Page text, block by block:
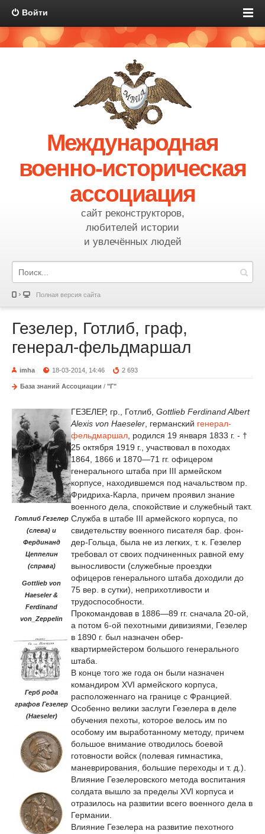
Войти
Международная
военно-историческая
ассоциация
сайт реконструкторов,
любителей истории
и увлечённых людей
Полная версия сайта
Гезелер, Готлиб, граф,
генерал-фельдмаршал
imha 18-03-2014, 14:46 2 693
База знаний Ассоциации / "Г"
Готлиб Гезелер
(слева) и
Фердинанд
Цеппелин
(справа)
Gottlieb von
Haeseler &
Ferdinand
von_Zeppelin
Герб рода
графов Гезелер
(Haeseler)
ГЕЗЕЛЕР, гр., Готлиб, Gottlieb Ferdinand Albert
Alexis von Haeseler , германский генерал-
фельдмаршал , родился 19 января 1833 г. - †
25 октября 1919 г., участвовал в походах
1864, 1866 и 1870—71 гг. офицером
генерального штаба при III армейском
корпусе, находившемся под начальством пр.
Фридриха-Карла, причем проявил знание
военного дела, спокойствие и служебный такт.
Служба в штабе III армейского корпуса, по
свидетельству военного писателя бар. фон-
дер-Гольца, была не из легких, т. к. Гезелер
требовал от своих подчиненных равной ему
выносливости (служебные проездки
офицеров генерального штаба доходили до
75 вер. в сутки), неприхотливости и
трудоспособности.
Прокомандовав в 1886—89 гг. сначала 20-ой,
а потом 6-ой пехотными дивизиями, Гезелер
в 1890 г. был назначен обер-
квартирмейстером большого генерального
штаба.
В конце того же года он были назначен
командиром XVI армейского корпуса,
расположеннаго на границе с Францией.
Особенно велики заслуги Гезелера в деле
обучения пехоты, которое велось им по
особому им выработанному методу, причем
большое внимание отводилось боевой
готовности войск (полевая гимнастика,
маневрирования, большие переходы и т. д.).
Влияние Гезелеровского метода воспитания
солдата вышло за пределы XVI корпуса и
отразилось на развитии всего военного дела в
Германии.
Влияние Гезелера на развитие пехотного